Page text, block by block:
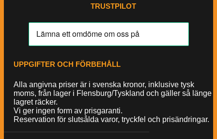
TRUSTPILOT
UPPGIFTER OCH FÖRBEHÅLL
Alla angivna priser är i svenska kronor, inklusive tysk
moms, från lager i Flensburg/Tyskland och gäller så länge
lagret räcker.
Vi ger ingen form av prisgaranti.
Reservation för slutsålda varor, tryckfel och prisändringar.